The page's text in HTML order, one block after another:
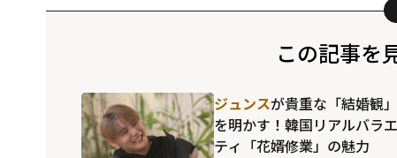
この記事を
ジュンスが貴重な「結婚観」
を明かす！韓国リアルバラエ
ティ「花婿修業」の魅力